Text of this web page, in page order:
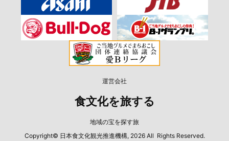
運営会社
食文化を旅する
地域の宝を探す旅
Copyright© 日本食文化観光推進機構, 2026 All Rights Reserved.